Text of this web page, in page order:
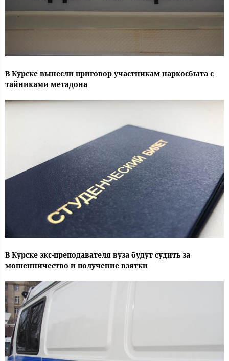
В Курске вынесли приговор участникам наркосбыта с
тайниками метадона
В Курске экс-преподавателя вуза будут судить за
мошенничество и получение взятки